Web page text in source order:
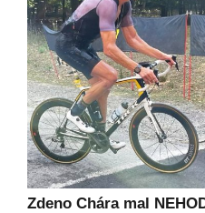
Zdeno Chára mal